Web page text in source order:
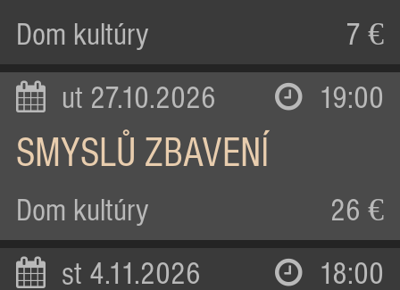
Dom kultúry 7 €
ut 27.10.2026 19:00
SMYSLŮ ZBAVENÍ
Dom kultúry 26 €
st 4.11.2026 18:00